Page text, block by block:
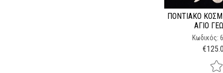
ΠΟΝΤΙΑΚΌ
ΆΓΙΟ
Κωδικός:
€